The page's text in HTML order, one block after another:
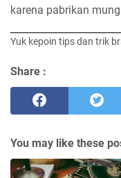
karena pabrikan
Yuk kepoin tips dan trik
Share :
You may like these